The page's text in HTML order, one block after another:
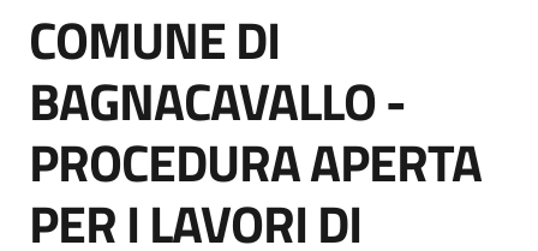
strumenti
di
Supporto
Salta al contenuto
COMUNE DI
BAGNACAVALLO -
PROCEDURA APERTA
PER I LAVORI DI